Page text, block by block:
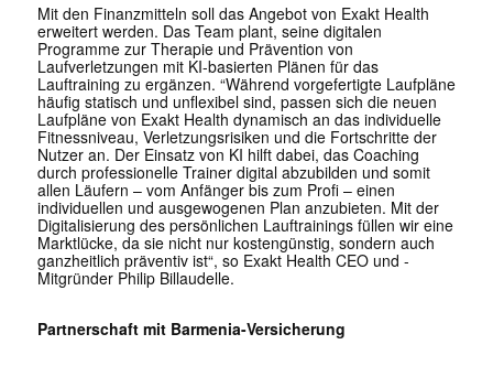
Mit den Finanzmitteln soll das Angebot von Exakt Health
erweitert werden. Das Team plant, seine digitalen
Programme zur Therapie und Prävention von
Laufverletzungen mit KI-basierten Plänen für das
Lauftraining zu ergänzen. “Während vorgefertigte Laufpläne
häufig statisch und unflexibel sind, passen sich die neuen
Laufpläne von Exakt Health dynamisch an das individuelle
Fitnessniveau, Verletzungsrisiken und die Fortschritte der
Nutzer an. Der Einsatz von KI hilft dabei, das Coaching
durch professionelle Trainer digital abzubilden und somit
allen Läufern – vom Anfänger bis zum Profi – einen
individuellen und ausgewogenen Plan anzubieten. Mit der
Digitalisierung des persönlichen Lauftrainings füllen wir eine
Marktlücke, da sie nicht nur kostengünstig, sondern auch
ganzheitlich präventiv ist“, so Exakt Health CEO und -
Mitgründer Philip Billaudelle.
Partnerschaft mit Barmenia-Versicherung